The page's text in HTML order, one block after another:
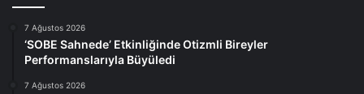
7 Ağustos 2026
‘SOBE Sahnede’ Etkinliğinde Otizmli Bireyler
Performanslarıyla Büyüledi
7 Ağustos 2026